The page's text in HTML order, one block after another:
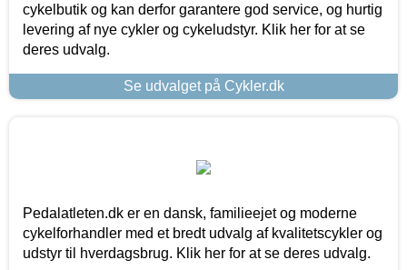
cykelbutik og kan derfor garantere god service, og hurtig
levering af nye cykler og cykeludstyr. Klik her for at se
deres udvalg.
Se udvalget på Cykler.dk
Pedalatleten.dk er en dansk, familieejet og moderne
cykelforhandler med et bredt udvalg af kvalitetscykler og
udstyr til hverdagsbrug. Klik her for at se deres udvalg.